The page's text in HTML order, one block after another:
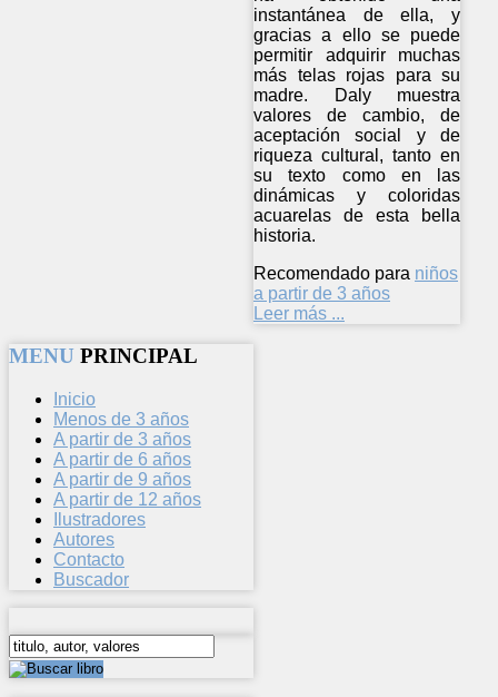
instantánea de ella, y
gracias a ello se puede
permitir adquirir muchas
más telas rojas para su
madre. Daly muestra
valores de cambio, de
aceptación social y de
riqueza cultural, tanto en
su texto como en las
dinámicas y coloridas
acuarelas de esta bella
historia.
Recomendado para niños
a partir de 3 años
Leer más ...
MENU PRINCIPAL
Inicio
Menos de 3 años
A partir de 3 años
A partir de 6 años
A partir de 9 años
A partir de 12 años
Ilustradores
Autores
Contacto
Buscador